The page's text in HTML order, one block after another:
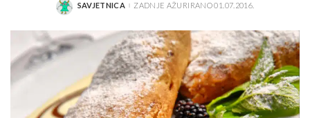
POSTED
SAVJETNICA ZADNJE AŽURIRANO 01.07.2016.